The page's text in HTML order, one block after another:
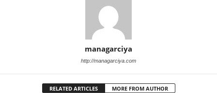
managarciya
http://managarciya.com
RELATED ARTICLES MORE FROM AUTHOR